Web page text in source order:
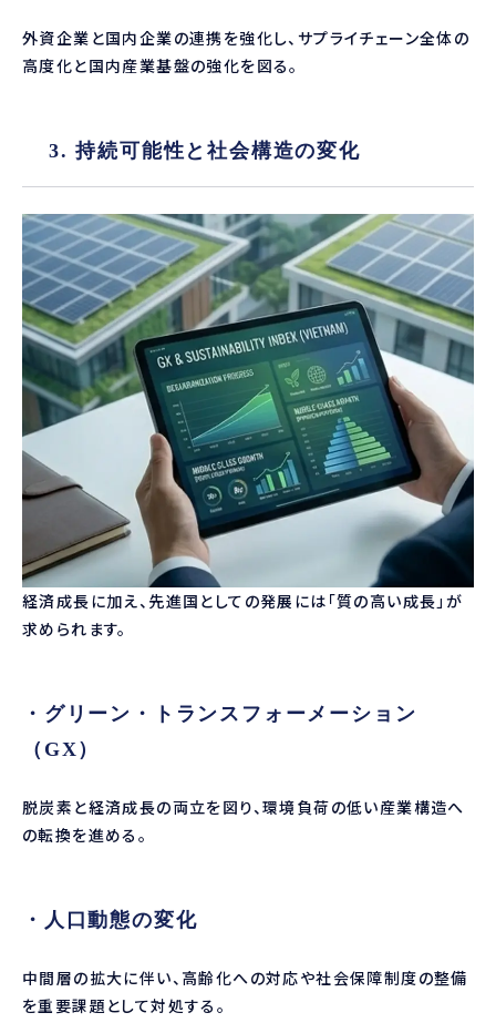
外資企業と国内企業の連携を強化し、サプライチェーン全体の
高度化と国内産業基盤の強化を図る。
3. 持続可能性と社会構造の変化
経済成長に加え、先進国としての発展には「質の高い成長」が
求められます。
・グリーン・トランスフォーメーション
（GX）
脱炭素と経済成長の両立を図り、環境負荷の低い産業構造へ
の転換を進める。
・人口動態の変化
中間層の拡大に伴い、高齢化への対応や社会保障制度の整備
を重要課題として対処する。